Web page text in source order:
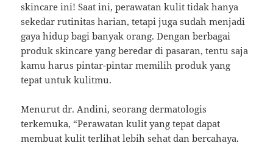
skincare ini! Saat ini, perawatan kulit tidak hanya
sekedar rutinitas harian, tetapi juga sudah menjadi
gaya hidup bagi banyak orang. Dengan berbagai
produk skincare yang beredar di pasaran, tentu saja
kamu harus pintar-pintar memilih produk yang
tepat untuk kulitmu.
Menurut dr. Andini, seorang dermatologis
terkemuka, “Perawatan kulit yang tepat dapat
membuat kulit terlihat lebih sehat dan bercahaya.